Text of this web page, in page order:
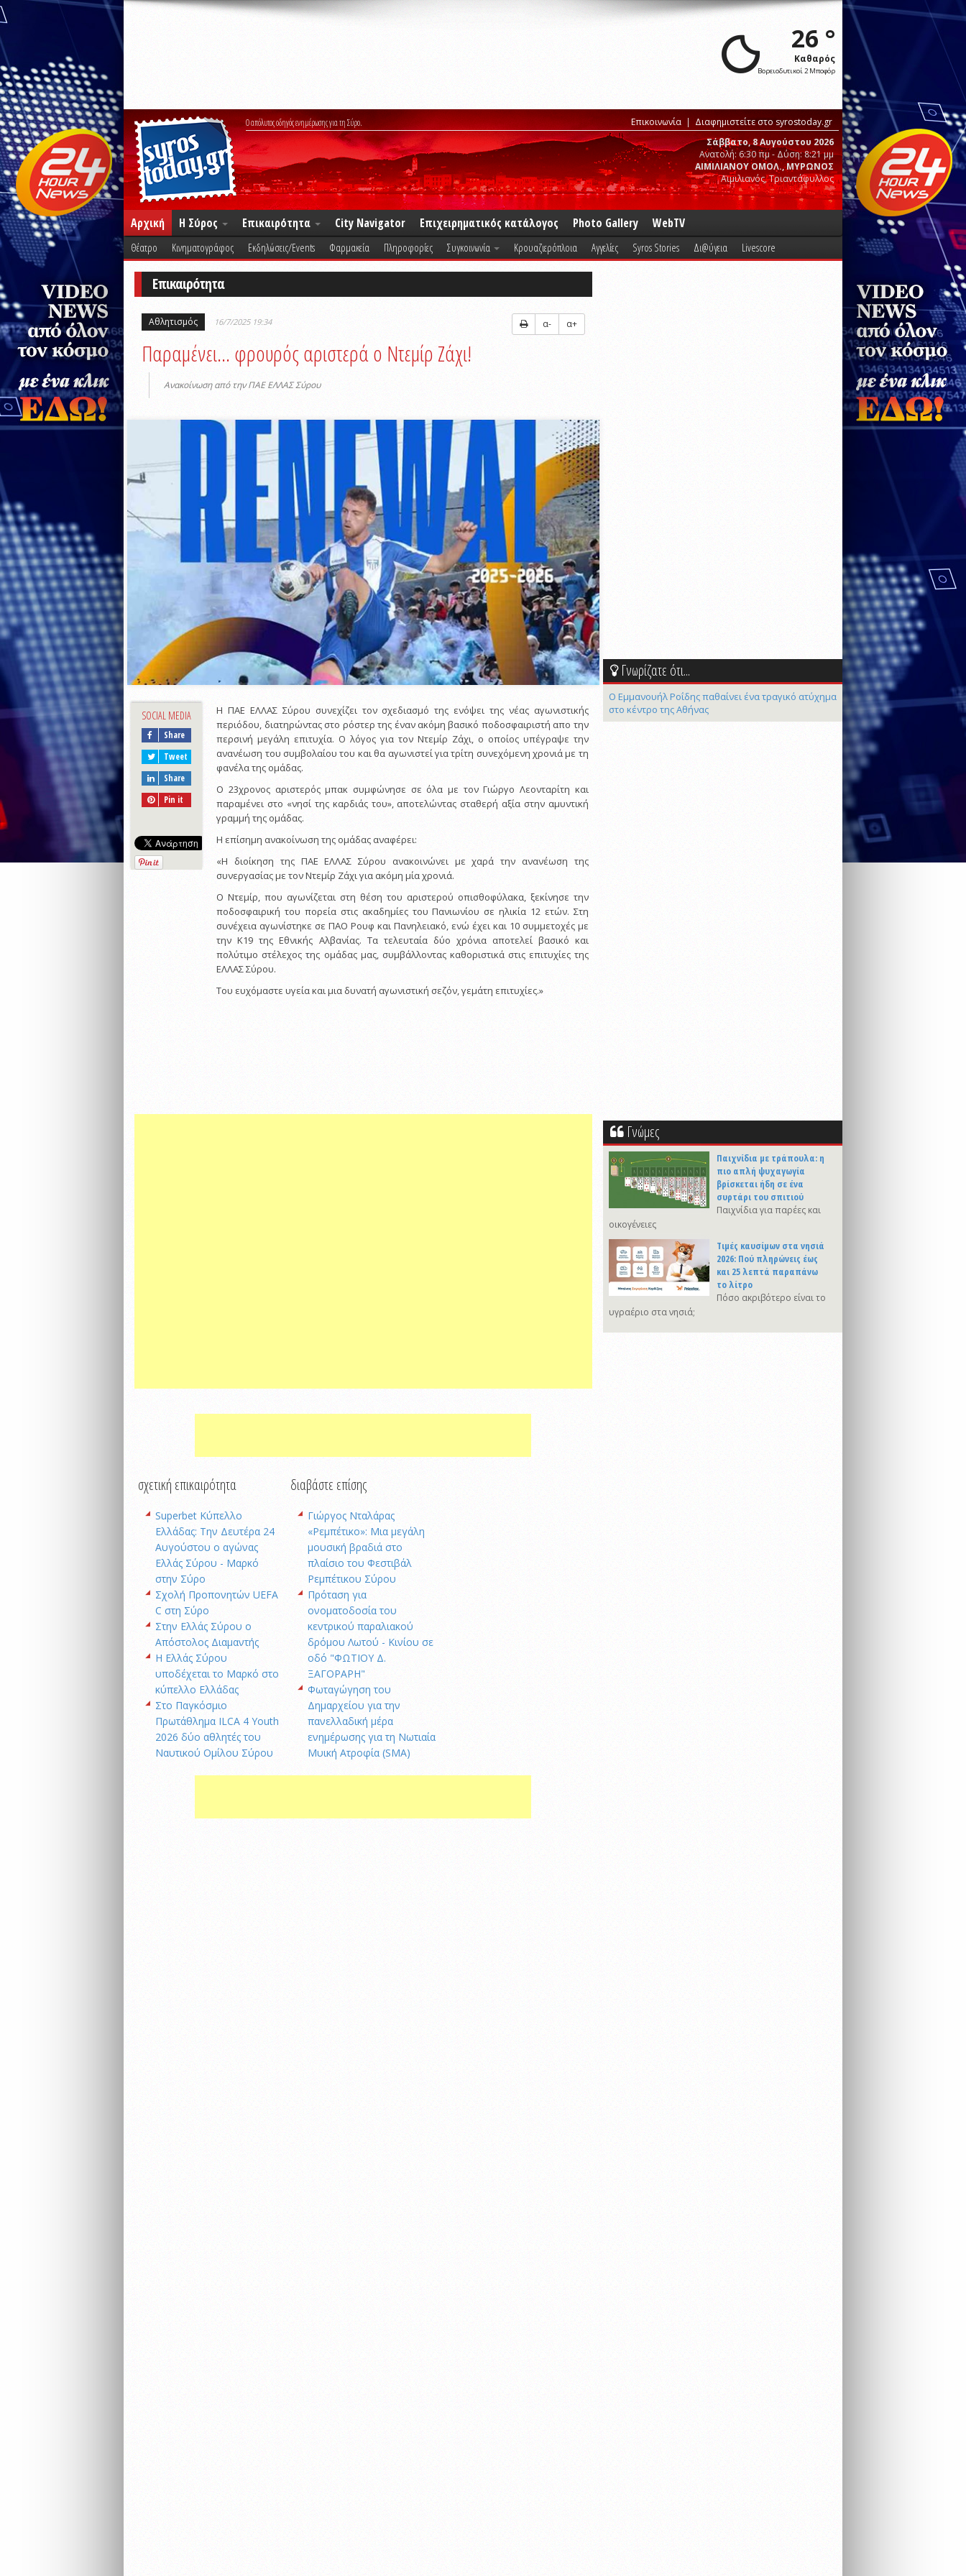
26 °
Καθαρός
Βορειοδυτικοί 2 Μποφόρ
Ο απόλυτος οδηγός ενημέρωσης για τη Σύρο. Επικοινωνία
Διαφημιστείτε στο syrostoday.gr
Σάββατο, 8 Αυγούστου 2026
Ανατολή: 6:30 πμ - Δύση: 8:21 μμ
ΑΙΜΙΛΙΑΝΟΥ ΟΜΟΛ., ΜΥΡΩΝΟΣ
Αιμιλιανός, Τριαντάφυλλος
Αρχική Η Σύρος Επικαιρότητα City Navigator Επιχειρηματικός κατάλογος Photo Gallery WebTV
Θέατρο Κινηματογράφος Εκδηλώσεις/Events Φαρμακεία Πληροφορίες Συγκοινωνία Κρουαζιερόπλοια Αγγελίες Syros Stories Δι@ύγεια Livescore
Επικαιρότητα
Αθλητισμός 16/7/2025 19:34 α- α+
Παραμένει… φρουρός αριστερά ο Ντεμίρ Ζάχι!
Ανακοίνωση από την ΠΑΕ ΕΛΛΑΣ Σύρου
SOCIAL MEDIA
Share
Tweet
Share
Pin it
Η ΠΑΕ ΕΛΛΑΣ Σύρου συνεχίζει τον σχεδιασμό της ενόψει της νέας αγωνιστικής
περιόδου, διατηρώντας στο ρόστερ της έναν ακόμη βασικό ποδοσφαιριστή απο την
περσινή μεγάλη επιτυχία. Ο λόγος για τον Ντεμίρ Ζάχι, ο οποίος υπέγραψε την
ανανέωση του συμβολαίου του και θα αγωνιστεί για τρίτη συνεχόμενη χρονιά με τη
φανέλα της ομάδας.
Ο 23χρονος αριστερός μπακ συμφώνησε σε όλα με τον Γιώργο Λεονταρίτη και
παραμένει στο «νησί της καρδιάς του», αποτελώντας σταθερή αξία στην αμυντική
γραμμή της ομάδας.
Η επίσημη ανακοίνωση της ομάδας αναφέρει:
«Η διοίκηση της ΠΑΕ ΕΛΛΑΣ Σύρου ανακοινώνει με χαρά την ανανέωση της
συνεργασίας με τον Ντεμίρ Ζάχι για ακόμη μία χρονιά.
Ο Ντεμίρ, που αγωνίζεται στη θέση του αριστερού οπισθοφύλακα, ξεκίνησε την
ποδοσφαιρική του πορεία στις ακαδημίες του Πανιωνίου σε ηλικία 12 ετών. Στη
συνέχεια αγωνίστηκε σε ΠΑΟ Ρουφ και Πανηλειακό, ενώ έχει και 10 συμμετοχές με
την Κ19 της Εθνικής Αλβανίας. Τα τελευταία δύο χρόνια αποτελεί βασικό και
πολύτιμο στέλεχος της ομάδας μας, συμβάλλοντας καθοριστικά στις επιτυχίες της
ΕΛΛΑΣ Σύρου.
Του ευχόμαστε υγεία και μια δυνατή αγωνιστική σεζόν, γεμάτη επιτυχίες.»
σχετική επικαιρότητα
Superbet Κύπελλο
Ελλάδας: Την Δευτέρα 24
Αυγούστου ο αγώνας
Ελλάς Σύρου - Μαρκό
στην Σύρο
Σχολή Προπονητών UEFA
C στη Σύρο
Στην Ελλάς Σύρου ο
Απόστολος Διαμαντής
Η Ελλάς Σύρου
υποδέχεται το Μαρκό στο
κύπελλο Ελλάδας
Στο Παγκόσμιο
Πρωτάθλημα ILCA 4 Youth
2026 δύο αθλητές του
Ναυτικού Ομίλου Σύρου
διαβάστε επίσης
Γιώργος Νταλάρας
«Ρεμπέτικο»: Μια μεγάλη
μουσική βραδιά στο
πλαίσιο του Φεστιβάλ
Ρεμπέτικου Σύρου
Πρόταση για
ονοματοδοσία του
κεντρικού παραλιακού
δρόμου Λωτού - Κινίου σε
οδό "ΦΩΤΙΟΥ Δ.
ΞΑΓΟΡΑΡΗ"
Φωταγώγηση του
Δημαρχείου για την
πανελλαδική μέρα
ενημέρωσης για τη Νωτιαία
Μυική Ατροφία (SMA)
Γνωρίζατε ότι...
Ο Εμμανουήλ Ροΐδης παθαίνει ένα τραγικό ατύχημα
στο κέντρο της Αθήνας
Γνώμες
Παιχνίδια με τράπουλα: η
πιο απλή ψυχαγωγία
βρίσκεται ήδη σε ένα
συρτάρι του σπιτιού
Παιχνίδια για παρέες και
οικογένειες
Τιμές καυσίμων στα νησιά
2026: Πού πληρώνεις έως
και 25 λεπτά παραπάνω
το λίτρο
Πόσο ακριβότερο είναι το
υγραέριο στα νησιά;